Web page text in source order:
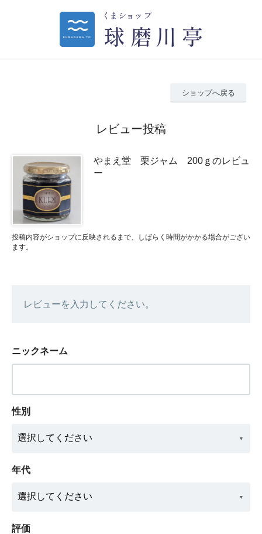
ショップへ戻る
レビュー投稿
やまえ堂 栗ジャム 200ｇのレビュ
ー
投稿内容がショップに反映されるまで、しばらく時間がかかる場合がござい
ます。
レビューを入力してください。
ニックネーム
性別
年代
評価